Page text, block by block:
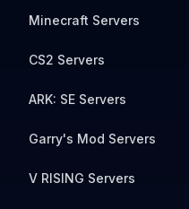
Minecraft Servers
CS2 Servers
ARK: SE Servers
Garry's Mod Servers
V RISING Servers